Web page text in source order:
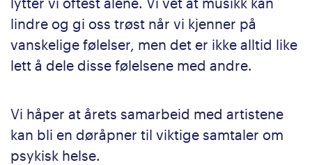
lindre og gi oss trøst når vi kjenner på
vanskelige følelser, men det er ikke alltid like
lett å dele disse følelsene med andre.
Vi håper at årets samarbeid med artistene
kan bli en døråpner til viktige samtaler om
psykisk helse.